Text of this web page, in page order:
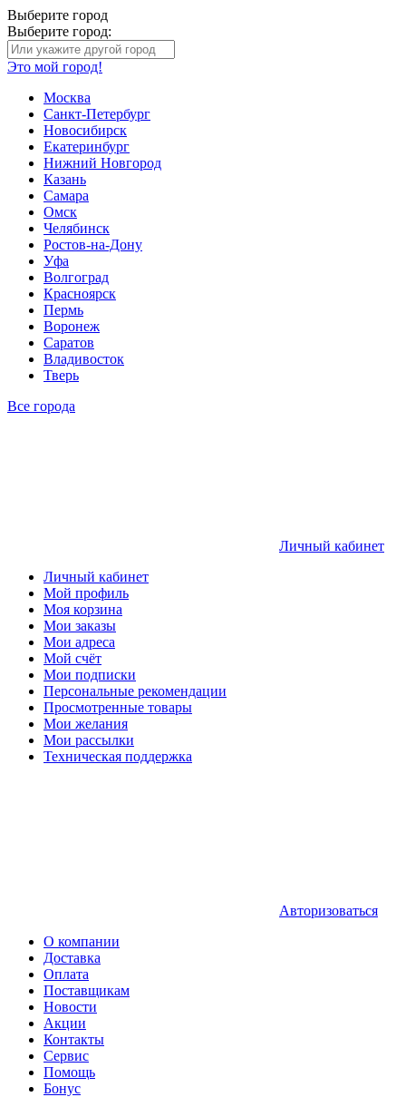
Выберите город
Выберите город:
Это мой город!
Москва
Санкт-Петербург
Новосибирск
Екатеринбург
Нижний Новгород
Казань
Самара
Омск
Челябинск
Ростов-на-Дону
Уфа
Волгоград
Красноярск
Пермь
Воронеж
Саратов
Владивосток
Тверь
Все города
Личный кабинет
Личный кабинет
Мой профиль
Моя корзина
Мои заказы
Мои адреса
Мой счёт
Мои подписки
Персональные рекомендации
Просмотренные товары
Мои желания
Мои рассылки
Техническая поддержка
Авторизоваться
О компании
Доставка
Оплата
Поставщикам
Новости
Акции
Контакты
Сервис
Помощь
Бонус